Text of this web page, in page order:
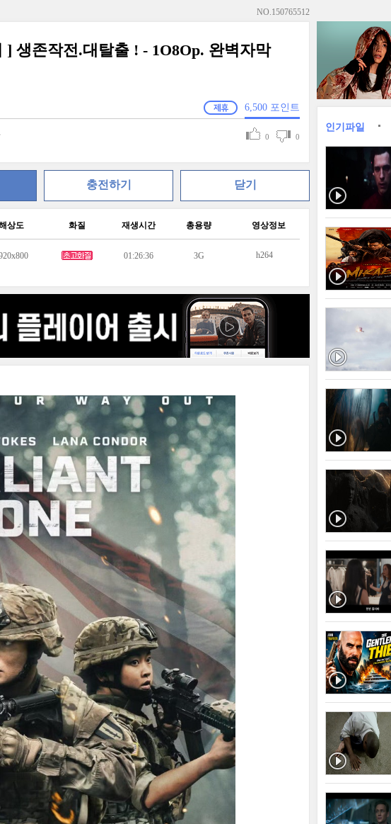
NO.150765512
생존작전.대탈출 ! - 1O8Op. 완벽자막
6,500 포인트
0 0
충전하기 닫기
상도 화질 재생시간 총용량 영상정보
01:26:36 3G h264
인기파일